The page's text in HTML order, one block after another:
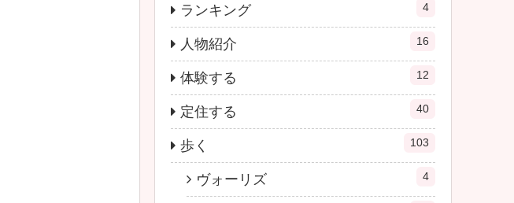
ランキング 4
人物紹介 16
体験する 12
定住する 40
歩く 103
ヴォーリズ 4